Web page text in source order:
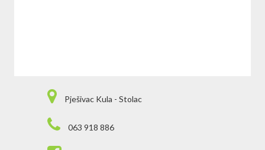
Pješivac Kula - Stolac
063 918 886